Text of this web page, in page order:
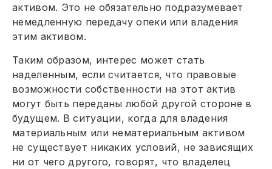
активом. Это не обязательно подразумевает
немедленную передачу опеки или владения
этим активом.
Таким образом, интерес может стать
наделенным, если считается, что правовые
возможности собственности на этот актив
могут быть переданы любой другой стороне в
будущем. В ситуации, когда для владения
материальным или нематериальным активом
не существует никаких условий, не зависящих
ни от чего другого, говорят, что владелец